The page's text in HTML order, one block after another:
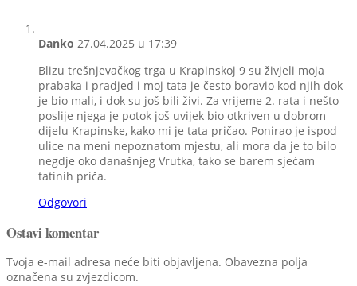
Danko 27.04.2025 u 17:39
Blizu trešnjevačkog trga u Krapinskoj 9 su živjeli moja
prabaka i pradjed i moj tata je često boravio kod njih dok
je bio mali, i dok su još bili živi. Za vrijeme 2. rata i nešto
poslije njega je potok još uvijek bio otkriven u dobrom
dijelu Krapinske, kako mi je tata pričao. Ponirao je ispod
ulice na meni nepoznatom mjestu, ali mora da je to bilo
negdje oko današnjeg Vrutka, tako se barem sjećam
tatinih priča.
Odgovori
Ostavi komentar
Tvoja e-mail adresa neće biti objavljena. Obavezna polja
označena su zvjezdicom.